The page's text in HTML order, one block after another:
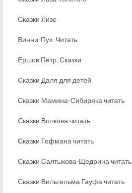
Сказки Лизе
Винни-Пух. Читать
Ершов Пётр. Сказки
Сказки Даля для детей
Сказки Мамина-Сибиряка читать
Сказки Волкова читать
Сказки Гофмана читать
Сказки Салтыкова-Щедрина читать
Сказки Вильгельма Гауфа читать